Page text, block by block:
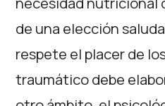
de una elección
respete el placer de
traumático debe